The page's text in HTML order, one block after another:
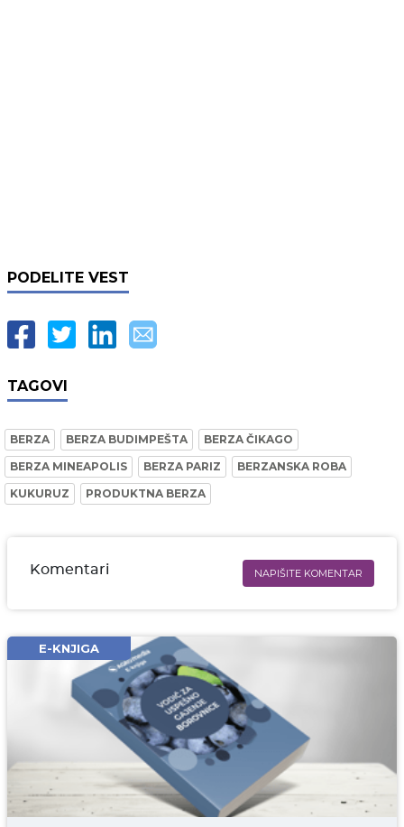
PODELITE VEST
TAGOVI
BERZA BERZA BUDIMPEŠTA
BERZA ČIKAGO
BERZA MINEAPOLIS
BERZA PARIZ
BERZANSKA ROBA
KUKURUZ
PRODUKTNA BERZA
Komentari NAPIŠITE KOMENTAR
Email* obavezno
Komentar* obavezno
E-KNJIGA